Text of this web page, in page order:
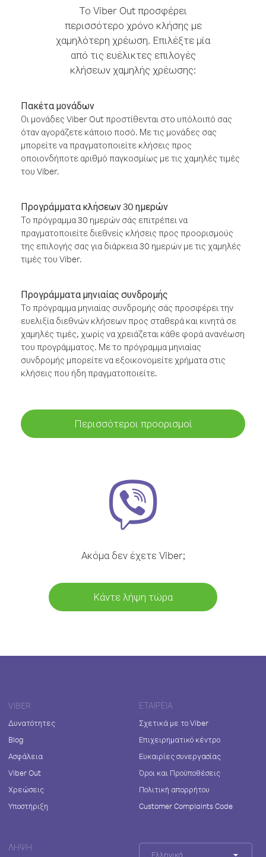
Το Viber Out προσφέρει
περισσότερο χρόνο κλήσης με
χαμηλότερη χρέωση. Επιλέξτε μία
από τις ευέλικτες επιλογές
κλήσεων χαμηλής χρέωσης:
Πακέτα μονάδων
Οι μονάδες Viber Out προστίθενται στο υπόλοιπό σας
όταν αγοράζετε κάποιο ποσό. Με τις μονάδες σας
μπορείτε να πραγματοποιείτε κλήσεις προς
οποιονδήποτε αριθμό παγκοσμίως με τις χαμηλές τιμές
του Viber.
Προγράμματα κλήσεων 30 ημερών
Το πρόγραμμα 30 ημερών σάς επιτρέπει να
πραγματοποιείτε διεθνείς κλήσεις προς προορισμούς
της επιλογής σας για διάρκεια 30 ημερών με τις χαμηλές
τιμές του Viber.
Προγράμματα μηνιαίας συνδρομής
Το πρόγραμμα μηνιαίας συνδρομής σάς προσφέρει την
ευελιξία διεθνών κλήσεων προς σταθερά και κινητά σε
χαμηλές τιμές, χωρίς να χρειάζεται κάθε φορά ανανέωση
του προγράμματος. Με το πρόγραμμα μηνιαίας
συνδρομής μπορείτε να εξοικονομείτε χρήματα στις
κλήσεις που ήδη πραγματοποιείτε.
Περισσότεροι προορισμοί
Ακόμα δεν έχετε Viber;
Κάντε λήψη τώρα
VIBER
Δυνατότητες
Blog
Ασφάλεια
Viber Out
Χρεώσεις
Υποστήριξη
ΕΤΑΙΡΕΊΑ
Σχετικά με το Viber
Επιχειρηματικό κέντρο
Ευκαιρίες συνεργασίας
Όροι και Προϋποθέσεις
Πολιτική απορρήτου
Customer Complaints Code
ΛΉΨΗ
Ελληνικά